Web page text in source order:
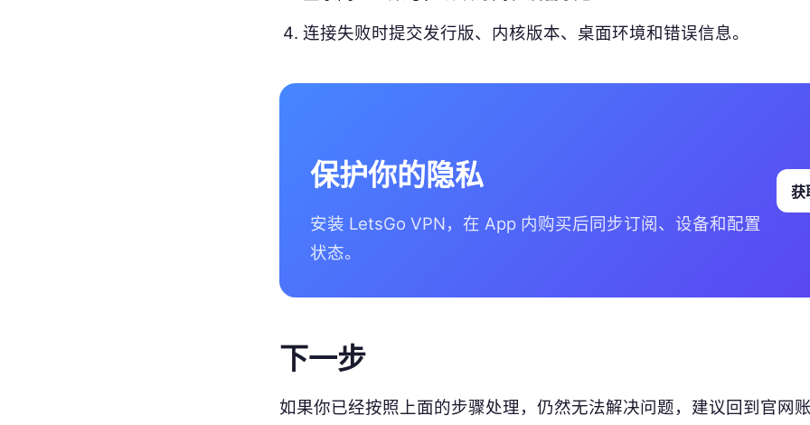
连接失败时提交发行版、内核版本、桌面环境和错误信息。
保护你的隐私
安装 LetsGo VPN，在 App 内购买后同步订阅、设备和配置
状态。
获
下一步
如果你已经按照上面的步骤处理，仍然无法解决问题，建议回到官网